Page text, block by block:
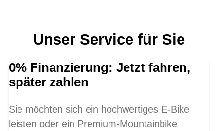
Unser Service für Sie
0% Finanzierung: Jetzt fahren,
später zahlen
Sie möchten sich ein hochwertiges E-Bike
leisten oder ein Premium-Mountainbike